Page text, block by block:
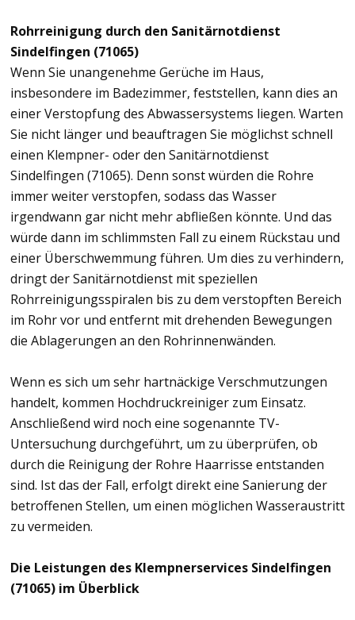
Rohrreinigung durch den Sanitärnotdienst
Sindelfingen (71065)
Wenn Sie unangenehme Gerüche im Haus,
insbesondere im Badezimmer, feststellen, kann dies an
einer Verstopfung des Abwassersystems liegen. Warten
Sie nicht länger und beauftragen Sie möglichst schnell
einen Klempner- oder den Sanitärnotdienst
Sindelfingen (71065). Denn sonst würden die Rohre
immer weiter verstopfen, sodass das Wasser
irgendwann gar nicht mehr abfließen könnte. Und das
würde dann im schlimmsten Fall zu einem Rückstau und
einer Überschwemmung führen. Um dies zu verhindern,
dringt der Sanitärnotdienst mit speziellen
Rohrreinigungsspiralen bis zu dem verstopften Bereich
im Rohr vor und entfernt mit drehenden Bewegungen
die Ablagerungen an den Rohrinnenwänden.
Wenn es sich um sehr hartnäckige Verschmutzungen
handelt, kommen Hochdruckreiniger zum Einsatz.
Anschließend wird noch eine sogenannte TV-
Untersuchung durchgeführt, um zu überprüfen, ob
durch die Reinigung der Rohre Haarrisse entstanden
sind. Ist das der Fall, erfolgt direkt eine Sanierung der
betroffenen Stellen, um einen möglichen Wasseraustritt
zu vermeiden.
Die Leistungen des Klempnerservices Sindelfingen
(71065) im Überblick